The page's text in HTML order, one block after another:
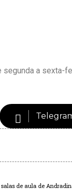
a sexta-
de aula de